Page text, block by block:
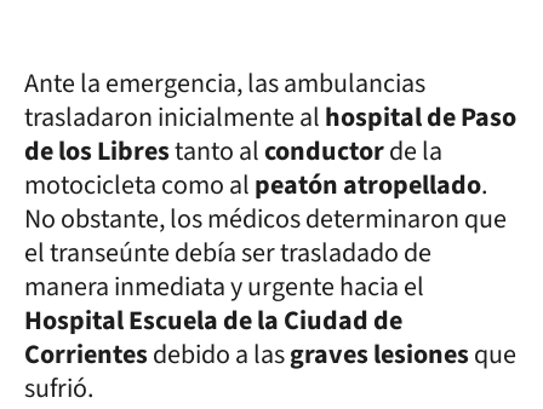
Ante la emergencia, las ambulancias
trasladaron inicialmente alhospital de Paso
de los Librestanto alconductorde la
motocicleta como alpeatón atropellado.
No obstante, los médicos determinaron que
el transeúnte debía ser trasladado de
manera inmediata y urgente hacia el
Hospital Escuela de la Ciudad de
Corrientesdebido a lasgraves lesionesque
sufrió.